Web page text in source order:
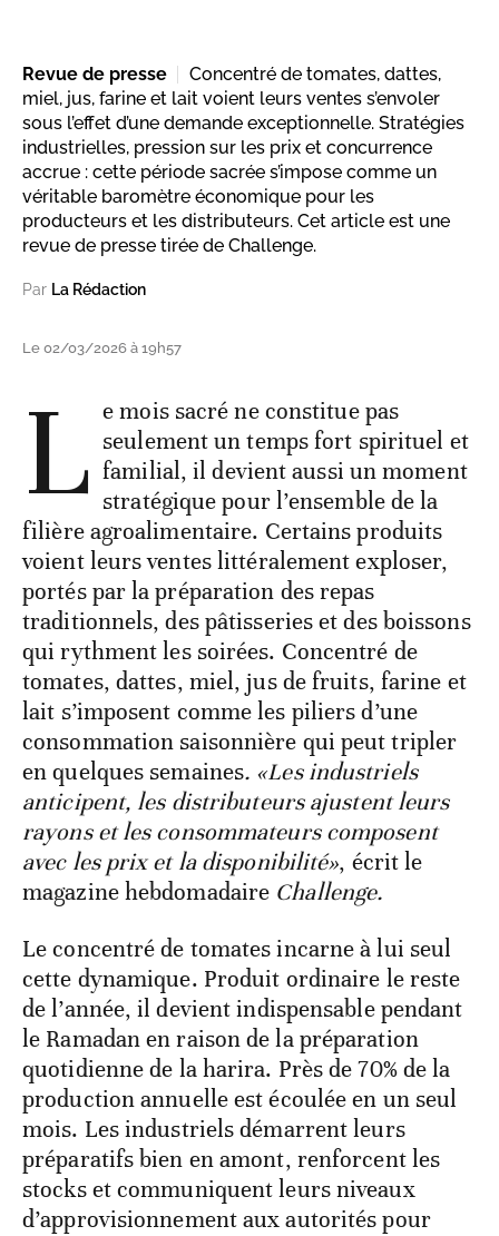
Revue de presse
Concentré de tomates, dattes,
miel, jus, farine et lait voient leurs ventes s’envoler
sous l’effet d’une demande exceptionnelle. Stratégies
industrielles, pression sur les prix et concurrence
accrue : cette période sacrée s’impose comme un
véritable baromètre économique pour les
producteurs et les distributeurs. Cet article est une
revue de presse tirée de Challenge.
Par La Rédaction
Le 02/03/2026 à 19h57
L e mois sacré ne constitue pas
seulement un temps fort spirituel et
familial, il devient aussi un moment
stratégique pour l’ensemble de la
filière agroalimentaire. Certains produits
voient leurs ventes littéralement exploser,
portés par la préparation des repas
traditionnels, des pâtisseries et des boissons
qui rythment les soirées. Concentré de
tomates, dattes, miel, jus de fruits, farine et
lait s’imposent comme les piliers d’une
consommation saisonnière qui peut tripler
en quelques semaines. «Les industriels
anticipent, les distributeurs ajustent leurs
rayons et les consommateurs composent
avec les prix et la disponibilité», écrit le
magazine hebdomadaire Challenge.
Le concentré de tomates incarne à lui seul
cette dynamique. Produit ordinaire le reste
de l’année, il devient indispensable pendant
le Ramadan en raison de la préparation
quotidienne de la harira. Près de 70% de la
production annuelle est écoulée en un seul
mois. Les industriels démarrent leurs
préparatifs bien en amont, renforcent les
stocks et communiquent leurs niveaux
d’approvisionnement aux autorités pour